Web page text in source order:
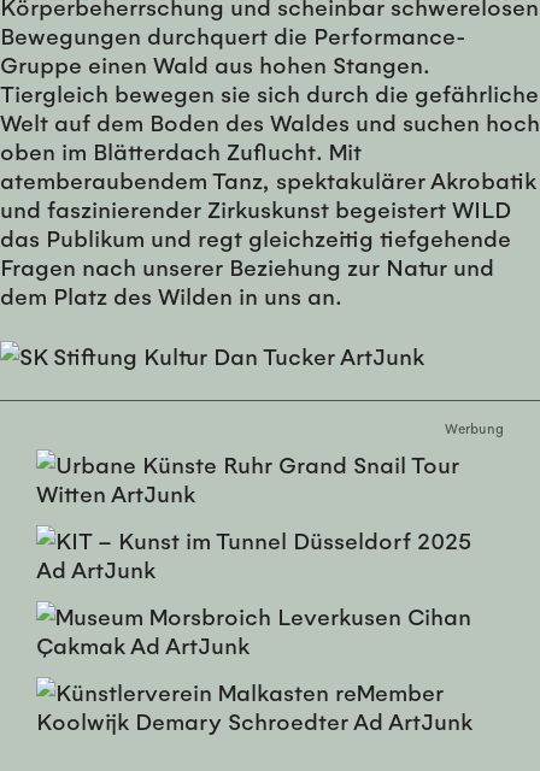
Körperbeherrschung und scheinbar schwerelosen
Bewegungen durchquert die Performance-
Gruppe einen Wald aus hohen Stangen.
Tiergleich bewegen sie sich durch die gefährliche
Welt auf dem Boden des Waldes und suchen hoch
oben im Blätterdach Zuflucht. Mit
atemberaubendem Tanz, spektakulärer Akrobatik
und faszinierender Zirkuskunst begeistert WILD
das Publikum und regt gleichzeitig tiefgehende
Fragen nach unserer Beziehung zur Natur und
dem Platz des Wilden in uns an.
Werbung